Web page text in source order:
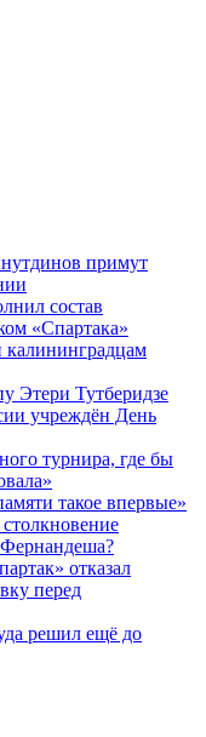
примут
состав
«Спартака»
Этери Тутберидзе
учреждён День
турнира, где бы
такое впервые»
отказал
перед
решил ещё до